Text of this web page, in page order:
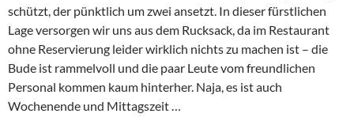
schützt, der pünktlich um zwei ansetzt. In dieser fürstlichen
Lage versorgen wir uns aus dem Rucksack, da im Restaurant
ohne Reservierung leider wirklich nichts zu machen ist – die
Bude ist rammelvoll und die paar Leute vom freundlichen
Personal kommen kaum hinterher. Naja, es ist auch
Wochenende und Mittagszeit …